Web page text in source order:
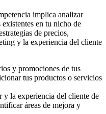
implica analizar
en tu nicho de
de precios,
y la experiencia del cliente
y promociones de tus
tus productos o servicios
y la experiencia del cliente de
áreas de mejora y